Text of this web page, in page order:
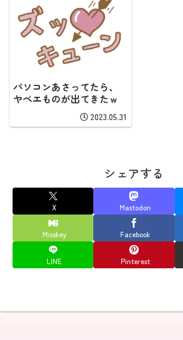
パソコンあさってたら、
ヤベエものが出てきたｗ
2023.05.31
シェアする
X Mastodon
Misskey Facebook
LINE Pinterest